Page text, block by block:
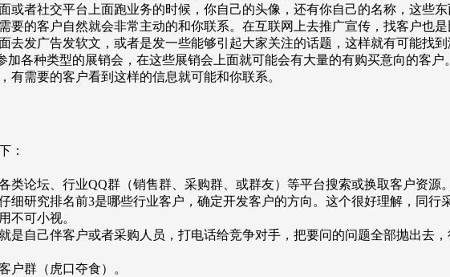
或者社交平台上面跑业务的时候，你自己的头像，还有你自己的名称，这些
的客户自然就会非常主动的和你联系。在互联网上去推广宣传，找客户也
发广告发软文，或者是发一些能够引起大家关注的话题，这样就有可能找到
各种类型的展销会，在这些展销会上面就可能会有大量的有购买意向的客户。
需要的客户看到这样的信息就可能和你联系。
：
论坛、行业QQ群（销售群、采购群、或群友）等平台搜索或换取客户资源。
研究排名前3是哪些行业客户，确定开发客户的方向。这个很好理解，同行
不可小视。
自己伴客户或者采购人员，打电话给竞争对手，把要问的问题全部抛出去
户群（虎口夺食）。